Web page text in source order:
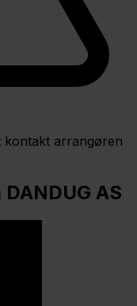
kontakt arrangøren
AS